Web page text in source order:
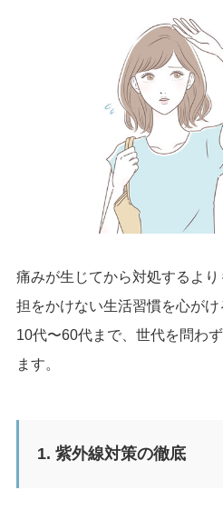
痛みが生じてから対処するよ
担をかけない生活習慣を心が
10代〜60代まで、世代を問わ
ます。
1. 紫外線対策の徹底